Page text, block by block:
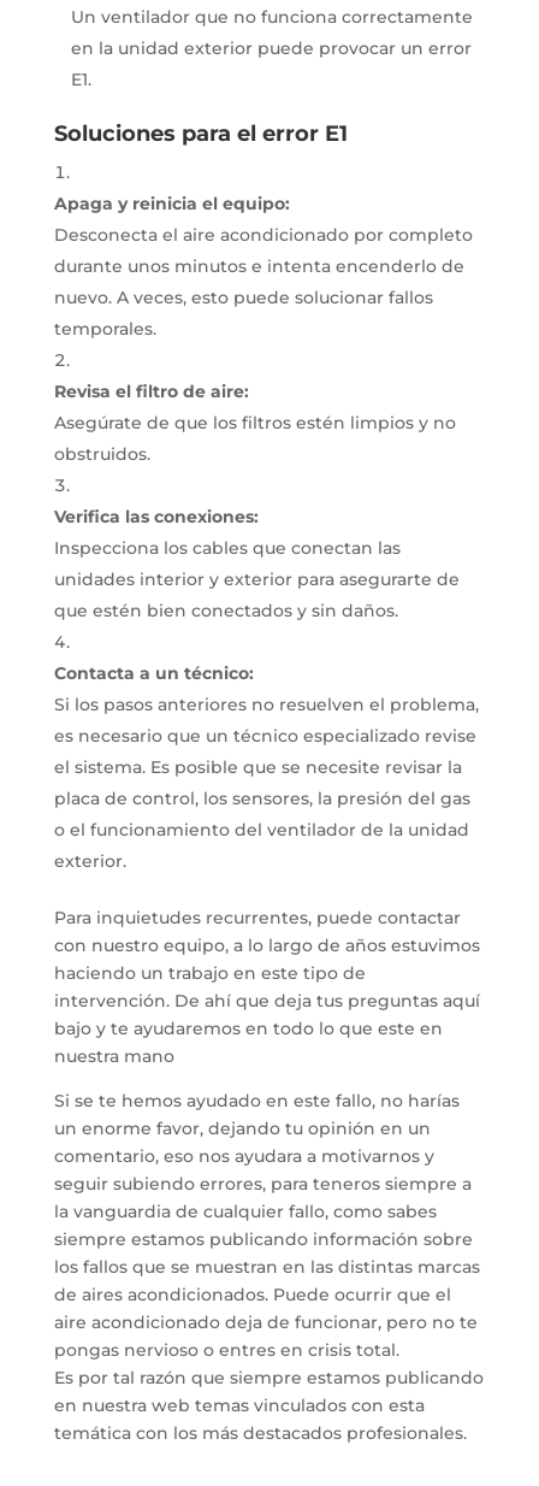
Un ventilador que no funciona correctamente
en la unidad exterior puede provocar un error
E1.
Soluciones para el error E1
Apaga y reinicia el equipo:
Desconecta el aire acondicionado por completo
durante unos minutos e intenta encenderlo de
nuevo. A veces, esto puede solucionar fallos
temporales.
Revisa el filtro de aire:
Asegúrate de que los filtros estén limpios y no
obstruidos.
Verifica las conexiones:
Inspecciona los cables que conectan las
unidades interior y exterior para asegurarte de
que estén bien conectados y sin daños.
Contacta a un técnico:
Si los pasos anteriores no resuelven el problema,
es necesario que un técnico especializado revise
el sistema. Es posible que se necesite revisar la
placa de control, los sensores, la presión del gas
o el funcionamiento del ventilador de la unidad
exterior.
Para inquietudes recurrentes, puede contactar
con nuestro equipo, a lo largo de años estuvimos
haciendo un trabajo en este tipo de
intervención. De ahí que deja tus preguntas aquí
bajo y te ayudaremos en todo lo que este en
nuestra mano
Si se te hemos ayudado en este fallo, no harías
un enorme favor, dejando tu opinión en un
comentario, eso nos ayudara a motivarnos y
seguir subiendo errores, para teneros siempre a
la vanguardia de cualquier fallo, como sabes
siempre estamos publicando información sobre
los fallos que se muestran en las distintas marcas
de aires acondicionados. Puede ocurrir que el
aire acondicionado deja de funcionar, pero no te
pongas nervioso o entres en crisis total.
Es por tal razón que siempre estamos publicando
en nuestra web temas vinculados con esta
temática con los más destacados profesionales.